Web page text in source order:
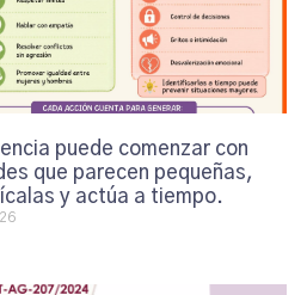
puede comenzar con
que parecen pequeñas,
y actúa a tiempo.